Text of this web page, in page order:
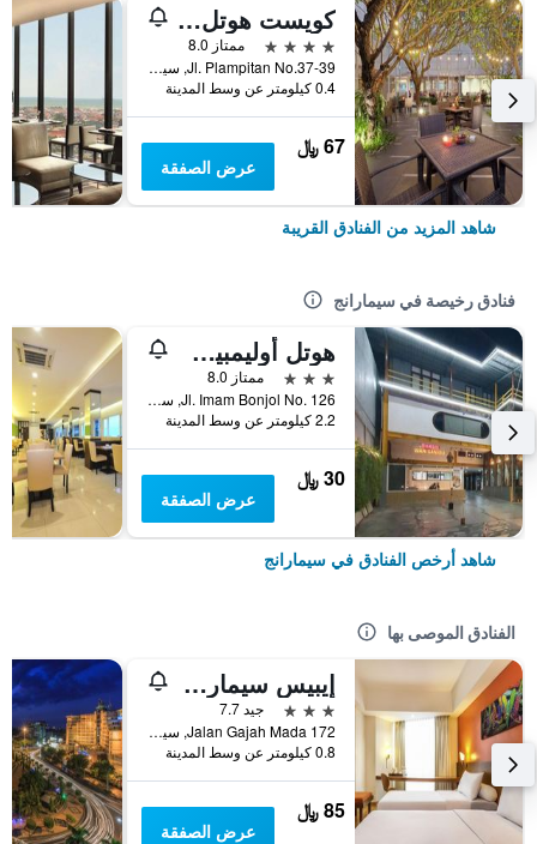
كويست هوتل سيمبانج ليما - سيمارانج باي أستون
4 نجوم
ممتاز 8.0
Jl. Plampitan No.37-39, سيمارانج, إندونيسيا
0.4 كيلومتر عن وسط المدينة
67 ﷼
عرض الصفقة
شاهد المزيد من الفنادق القريبة
فنادق رخيصة في سيمارانج
هوتل أوليمبيك سيمارانج
3 نجوم
ممتاز 8.0
Jl. Imam Bonjol No. 126, سيمارانج, إندونيسيا
2.2 كيلومتر عن وسط المدينة
30 ﷼
عرض الصفقة
شاهد أرخص الفنادق في سيمارانج
الفنادق الموصى بها
إيبيس سيمارانج سيمبانج ليما
3 نجوم
جيد 7.7
Jalan Gajah Mada 172, سيمارانج, إندونيسيا
0.8 كيلومتر عن وسط المدينة
85 ﷼
عرض الصفقة